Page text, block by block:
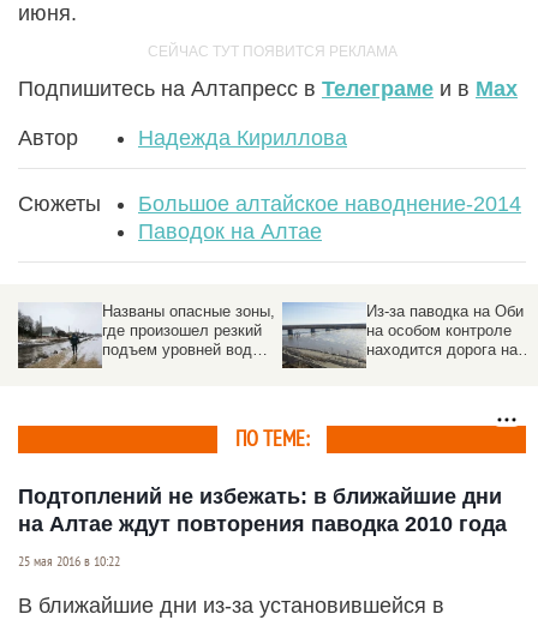
июня.
Подпишитесь на Алтапресс в Телеграме и в Max
Автор Надежда Кириллова
Сюжеты
Большое алтайское наводнение-2014
Паводок на Алтае
Названы опасные зоны,
где произошел резкий
подъем уровней воды в
Из-за паводка на Оби
на особом контроле
находится дорога на
ПО ТЕМЕ:
Подтоплений не избежать: в ближайшие дни
на Алтае ждут повторения паводка 2010 года
25 мая 2016 в 10:22
В ближайшие дни из-за установившейся в